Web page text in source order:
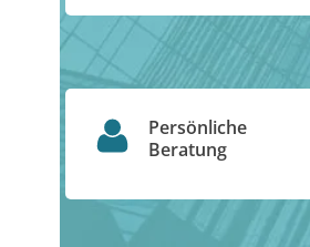
Persönliche
Beratung